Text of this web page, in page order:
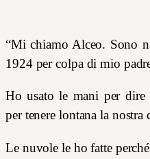
“Mi chiamo Alceo. Sono
1924 per colpa di mio
Ho usato le mani per dire
per tenere lontana la nostra
Le nuvole le ho fatte